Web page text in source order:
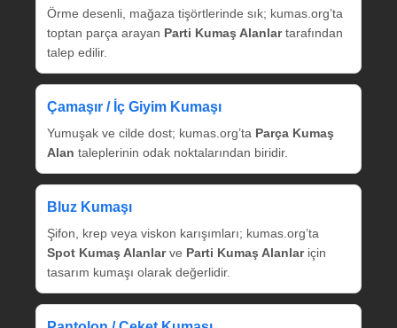
Örme desenli, mağaza tişörtlerinde sık; kumas.org’ta
toptan parça arayan Parti Kumaş Alanlartarafından
talep edilir.
Çamaşır / İç Giyim Kumaşı
Yumuşak ve cilde dost; kumas.org’ta Parça Kumaş
Alan taleplerinin odak noktalarından biridir.
Bluz Kumaşı
Şifon, krep veya viskon karışımları; kumas.org’ta
Spot Kumaş Alanlarve Parti Kumaş Alanlariçin
tasarım kumaşı olarak değerlidir.